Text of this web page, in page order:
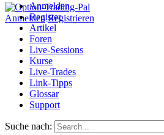
Anmelden Registrieren
Anmelden
Register
Artikel
Foren
Live-Sessions
Kurse
Live-Trades
Link-Tipps
Glossar
Support
Suche nach: